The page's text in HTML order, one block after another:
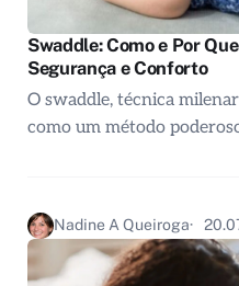
Swaddle: Como e Por
Segurança e Conforto
O swaddle, técnica
como um método
Nadine A Queiroga